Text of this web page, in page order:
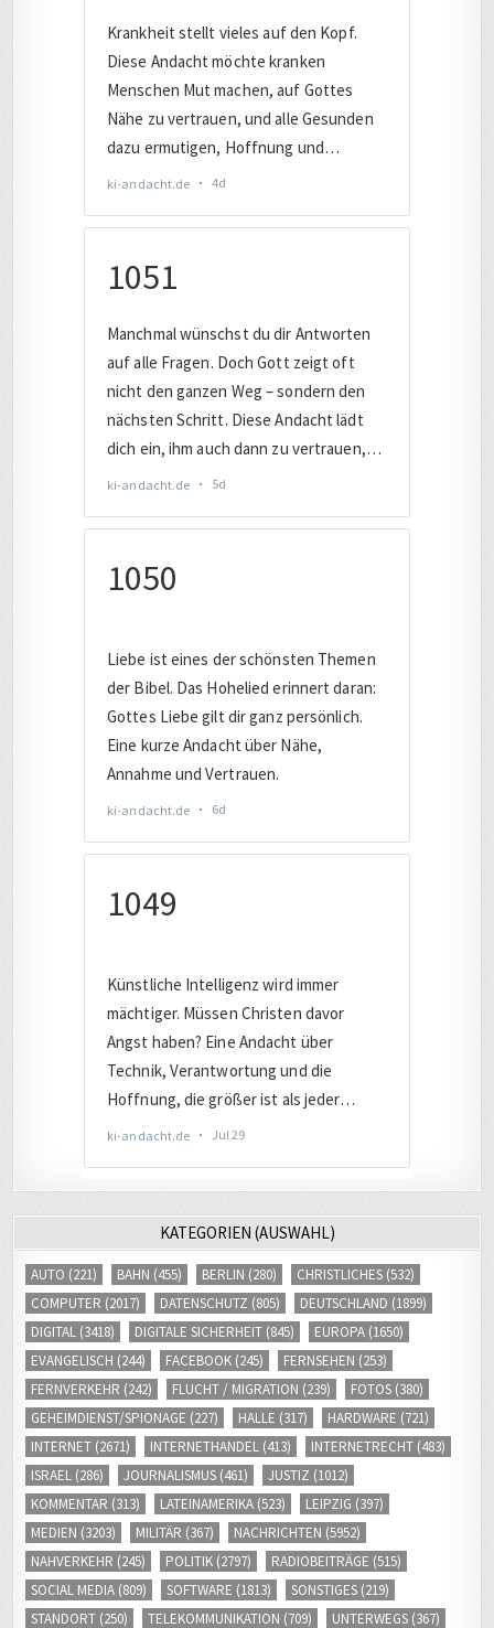
KATEGORIEN (AUSWAHL)
AUTO (221) BAHN (455) BERLIN (280) CHRISTLICHES (532)
COMPUTER (2017) DATENSCHUTZ (805) DEUTSCHLAND (1899)
DIGITAL (3418) DIGITALE SICHERHEIT (845) EUROPA (1650)
EVANGELISCH (244) FACEBOOK (245) FERNSEHEN (253)
FERNVERKEHR (242) FLUCHT / MIGRATION (239) FOTOS (380)
GEHEIMDIENST/SPIONAGE (227) HALLE (317) HARDWARE (721)
INTERNET (2671) INTERNETHANDEL (413) INTERNETRECHT (483)
ISRAEL (286) JOURNALISMUS (461) JUSTIZ (1012)
KOMMENTAR (313) LATEINAMERIKA (523) LEIPZIG (397)
MEDIEN (3203) MILITÄR (367) NACHRICHTEN (5952)
NAHVERKEHR (245) POLITIK (2797) RADIOBEITRÄGE (515)
SOCIAL MEDIA (809) SOFTWARE (1813) SONSTIGES (219)
STANDORT (250) TELEKOMMUNIKATION (709) UNTERWEGS (367)